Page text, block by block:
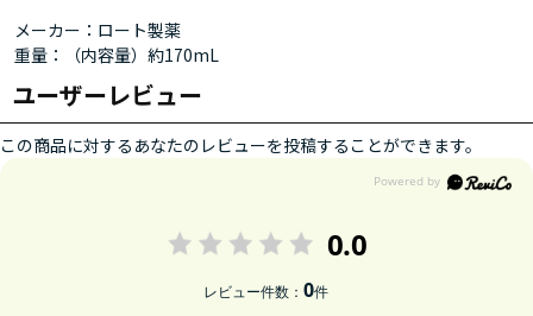
メーカー：ロート製薬
重量：（内容量）約170mL
ユーザーレビュー
この商品に対するあなたのレビューを投稿することができます。
0.0
レビュー件数：0件